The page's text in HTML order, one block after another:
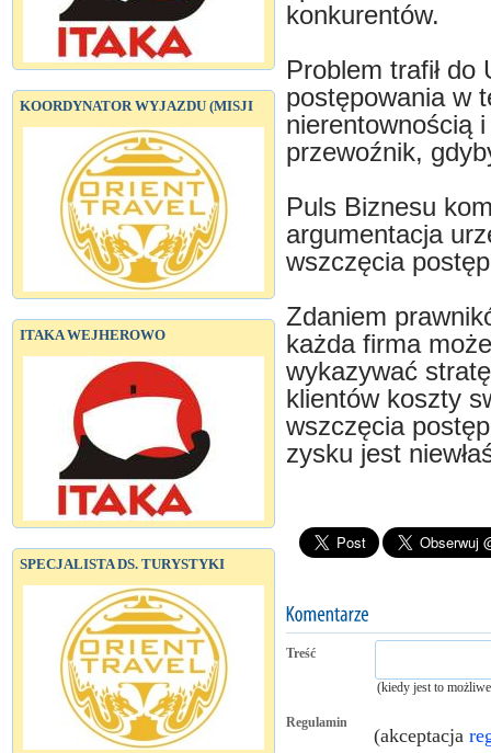
KOORDYNATOR WYJAZDU (MISJI
ITAKA WEJHEROWO
SPECJALISTA DS. TURYSTYKI
konkurentów.
Problem trafił do
postępowania w
nierentownością
przewoźnik,
Puls Biznesu
argumentacja
wszczęcia
Zdaniem
każda firma
wykazywać
klientów koszty
wszczęcia
zysku jest
Treść
(kiedy jest to
Regulamin
(akceptacja